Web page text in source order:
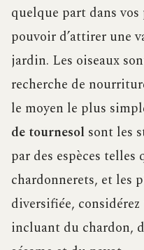
quelque part dans
pouvoir d’attirer une
jardin. Les oiseaux
recherche de
le moyen le plus
de tournesol sont les
par des espèces telles
chardonnerets, et les
diversifiée,
incluant du chardon,